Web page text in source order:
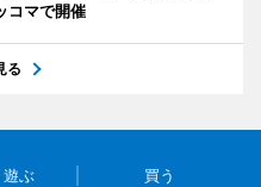
コマで開催
る
遊ぶ 買う